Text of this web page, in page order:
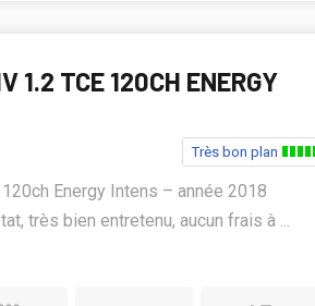
1.2 TCE 120CH ENERGY
Très bon plan
Energy Intens – année 2018
très bien entretenu, aucun frais à ...